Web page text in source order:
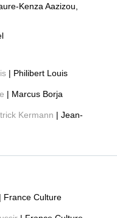
Kenza Aazizou,
| Philibert Louis
| Marcus Borja
Kermann | Jean-
| France Culture